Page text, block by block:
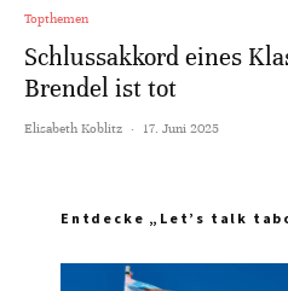
Topthemen
Schlussakkord eines
Brendel ist tot
Elisabeth Koblitz · 17. Juni 2025
Entdecke „Let’s talk